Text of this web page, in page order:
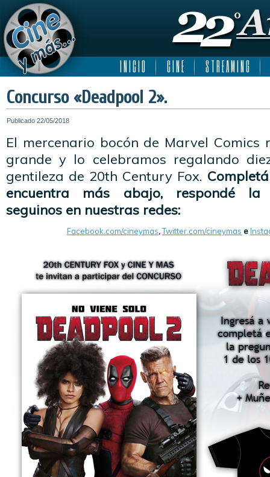
I N I C I O C I N E S T R E A M I N G
Concurso «Deadpool 2».
Publicado 22/05/2018
El mercenario bocón de Marvel
grande y lo celebramos regalando
gentileza de 20th Century Fox.
encuentra más abajo, respondé la
seguinos en nuestras redes:
Facebook.com/cineymas,Twitter.com/cineymas e